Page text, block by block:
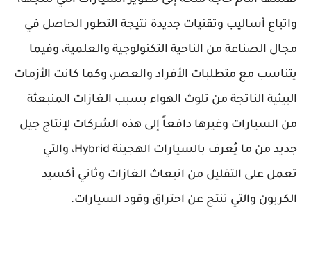
واتباع أساليب وتقنيات جديدة نتيجة التطور الحاصل في
مجال الصناعة من الناحية التكنولوجية والعلمية، وفيما
يتناسب مع متطلبات الأفراد والعصر، وكما كانت الأزمات
البيئية الناتجة من تلوث الهواء بسبب الغازات المنبعثة
من السيارات وغيرها دافعاً إلى هذه الشركات لإنتاج جيل
جديد من ما يُعرف بالسيارات الهجينة Hybrid، والتي
تعمل على التقليل من انبعاث الغازات وثاني أكسيد
الكربون والتي تنتج عن احتراق وقود السيارات.